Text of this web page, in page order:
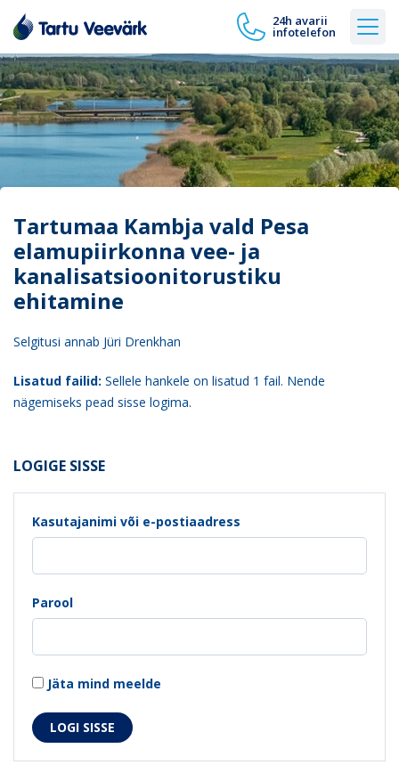
24h avarii
infotelefon
Tartumaa Kambja vald Pesa
elamupiirkonna vee- ja
kanalisatsioonitorustiku
ehitamine
Selgitusi annab Jüri Drenkhan
Lisatud failid: Sellele hankele on lisatud 1 fail. Nende
nägemiseks pead sisse logima.
LOGIGE SISSE
Kasutajanimi või e-postiaadress
Parool
Jäta mind meelde